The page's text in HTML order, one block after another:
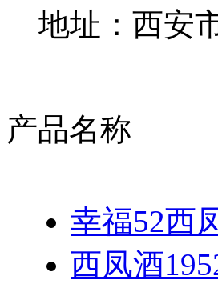
地址：西安
产品名称
幸福52西
西凤酒